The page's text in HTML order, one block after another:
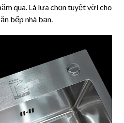
qua. Là lựa chọn tuyệt vời cho
bếp nhà bạn.